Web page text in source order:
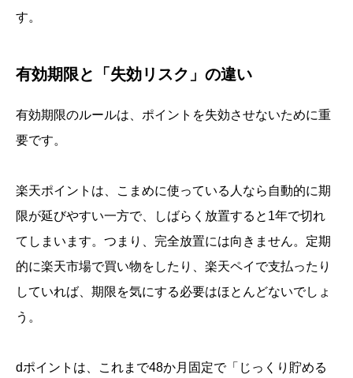
す。
有効期限と「失効リスク」の違い
有効期限のルールは、ポイントを失効させないために重
要です。
楽天ポイントは、こまめに使っている人なら自動的に期
限が延びやすい一方で、しばらく放置すると1年で切れ
てしまいます。つまり、完全放置には向きません。定期
的に楽天市場で買い物をしたり、楽天ペイで支払ったり
していれば、期限を気にする必要はほとんどないでしょ
う。
dポイントは、これまで48か月固定で「じっくり貯める